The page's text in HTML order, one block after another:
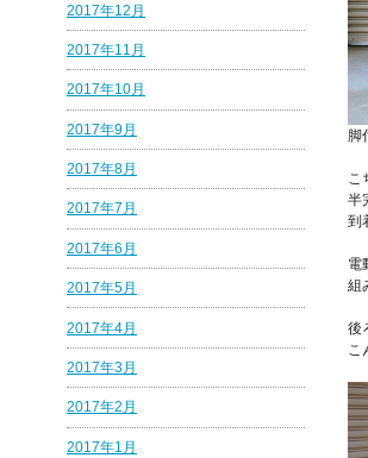
脚
こ
半
到
電
組
後
こ
2017年12月
2017年11月
2017年10月
2017年9月
2017年8月
2017年7月
2017年6月
2017年5月
2017年4月
2017年3月
2017年2月
2017年1月